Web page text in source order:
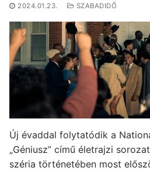
2024.01.23. SZABADIDŐ
Új évaddal folytatódik a
„Géniusz” című életrajzi
széria történetében most